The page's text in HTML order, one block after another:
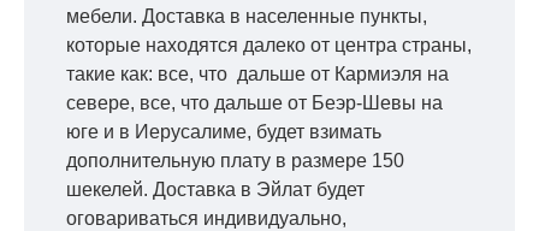
мебели. Доставка в населенные пункты,
которые находятся далеко от центра страны,
такие как: все, что дальше от Кармиэля на
севере, все, что дальше от Беэр-Шевы на
юге и в Иерусалиме, будет взимать
дополнительную плату в размере 150
шекелей. Доставка в Эйлат будет
оговариваться индивидуально,